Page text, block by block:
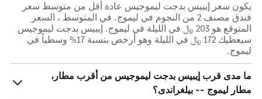
يكون سعر إيبيس بدجت ليموجيس عادة أقل من متوسط ​​سعر
فندق مصنف 2 من النجوم في ليموج. في المتوسط ، السعر
المتوقع هو 203 ﷼ في الليلة في ليموج. إيبيس بدجت ليموجيس
سيعطيك 172 ﷼ في الليلة وهو أرخص بنسبة 17% وسطياً في
ليموج.
ما مدى قرب إيبيس بدجت ليموجيس من أقرب مطار،
مطار ليموج -- بيلغراندى؟